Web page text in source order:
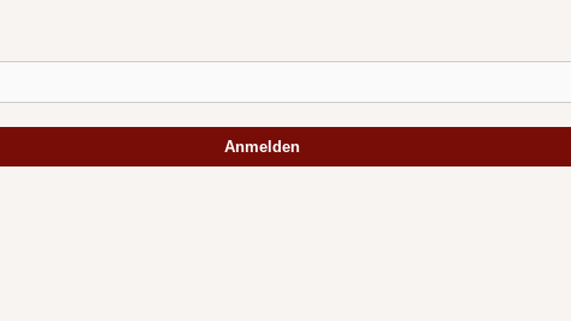
Anmelden